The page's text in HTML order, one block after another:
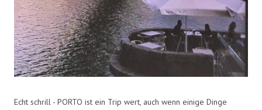
Echt schrill - PORTO ist ein Trip wert, auch wenn einige Dinge